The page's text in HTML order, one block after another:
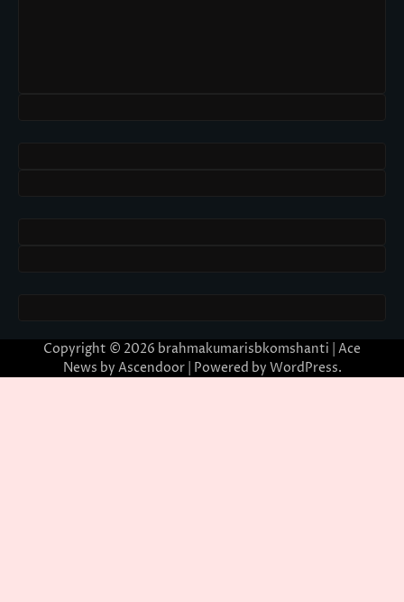
Copyright © 2026 brahmakumarisbkomshanti | Ace
News by Ascendoor| Powered by WordPress.